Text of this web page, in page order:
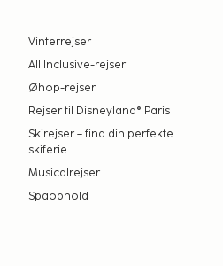
Vinterrejser
All Inclusive-rejser
Øhop-rejser
Rejser til Disneyland® Paris
Skirejser – find din perfekte
skiferie
Musicalrejser
Spaophold